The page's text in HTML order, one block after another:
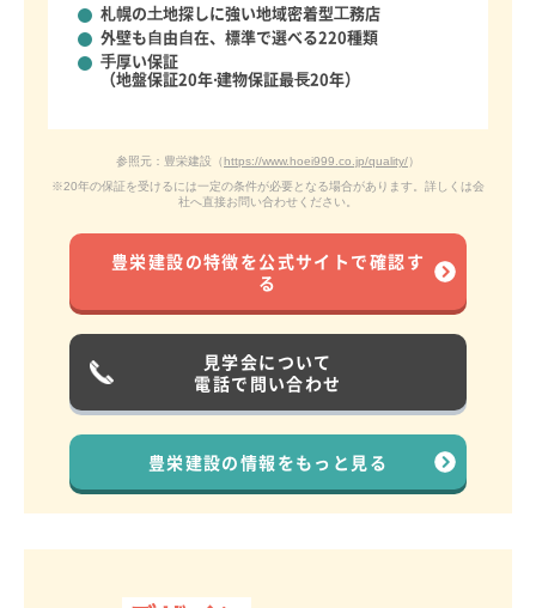
札幌の⼟地探しに強い地域密着型⼯務店
外壁も⾃由⾃在、 標準で選べる220種類
⼿厚い保証
（地盤保証20年‧建物保証最⻑20年）
参照元：豊栄建設（ https://www.hoei999.co.jp/quality/）
※20年の保証を受けるには一定の条件が必要となる場合があります。詳しくは会
社へ直接お問い合わせください。
豊栄建設の特徴を公式サイトで確認す
る
見学会について
電話で問い合わせ
豊栄建設の情報をもっと見る